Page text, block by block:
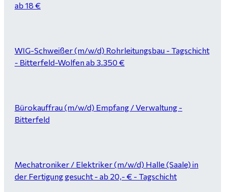
ab 18 €
WIG-Schweißer (m/w/d) Rohrleitungsbau - Tagschicht
- Bitterfeld-Wolfen ab 3.350 €
Bürokauffrau (m/w/d) Empfang / Verwaltung -
Bitterfeld
Mechatroniker / Elektriker (m/w/d) Halle (Saale) in
der Fertigung gesucht - ab 20,- € - Tagschicht